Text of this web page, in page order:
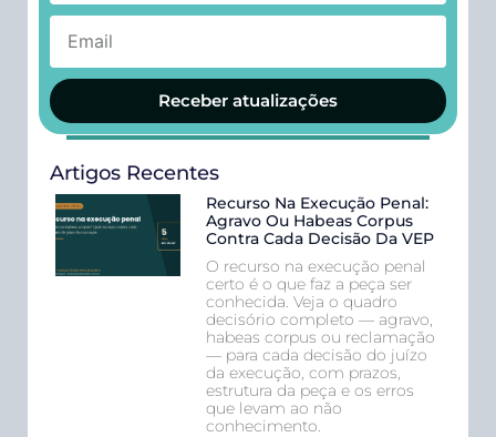
Receber atualizações
Artigos Recentes
Recurso Na Execução Penal:
Agravo Ou Habeas Corpus
Contra Cada Decisão Da VEP
O recurso na execução penal
certo é o que faz a peça ser
conhecida. Veja o quadro
decisório completo — agravo,
habeas corpus ou reclamação
— para cada decisão do juízo
da execução, com prazos,
estrutura da peça e os erros
que levam ao não
conhecimento.